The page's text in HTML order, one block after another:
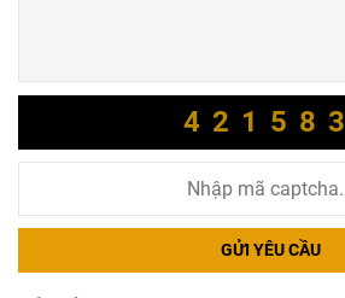
421583
GỬI YÊU CẦU